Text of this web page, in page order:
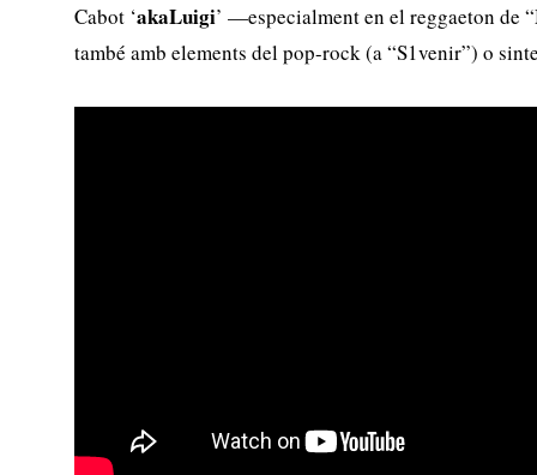
Cabot ‘akaLuigi’ —especialment en el reggaeton de
també amb elements del pop-rock (a “S1venir”) o